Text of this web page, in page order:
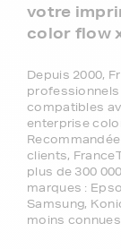
votre
color flow
Depuis 2000,
compatibles
enterprise
clients,
plus de 300
marques :
Samsung,
moins connues